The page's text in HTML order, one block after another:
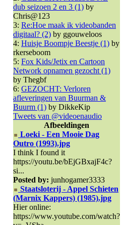
dub seizoen 2 en 3 (1) by
Chris@123
3: Re:Hoe maak ik videobanden
digitaal? (2) by ggouweloos
4: Huisje Boompje Beestje (1) by
rkerseboom
5: Fox Kids/Jetix en Cartoon
Network opnamen gezocht (1)
by Thegbf
6: GEZOCHT: Verloren
afleveringen van Buurman &
Buurm (1) by DikkeKip
Tweets van @videoenaudio
Afbeeldingen
Loeki - Een Mooie Dag
Outro (1993).jpg
I think I found it
https://youtu.be/bEjGBxajF4c?
si...
Posted by: junhogamer3333
Staatsloterij - Appel Schieten
(Marnix Kappers) (1985).jpg
Hier online:
https://www.youtube.com/watch?